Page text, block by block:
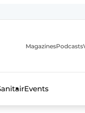
MagazinesPodcasts
Events